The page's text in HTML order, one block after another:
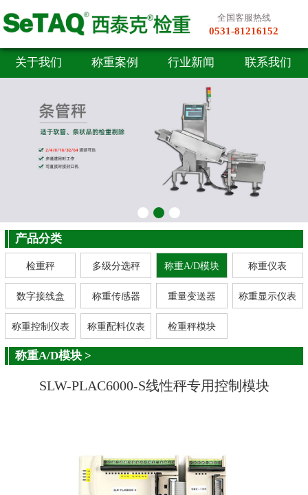
全国客服热线
0531-81216152
关于我们 称重案例 行业新闻 联系我们
产品分类
检重秤 多级分选秤 称重A/D模块 称重仪表
数字接线盒 称重传感器 重量变送器 称重显示仪表
称重控制仪表 称重配料仪表 检重秤模块
称重A/D模块 >
SLW-PLAC6000-S线性秤专用控制模块